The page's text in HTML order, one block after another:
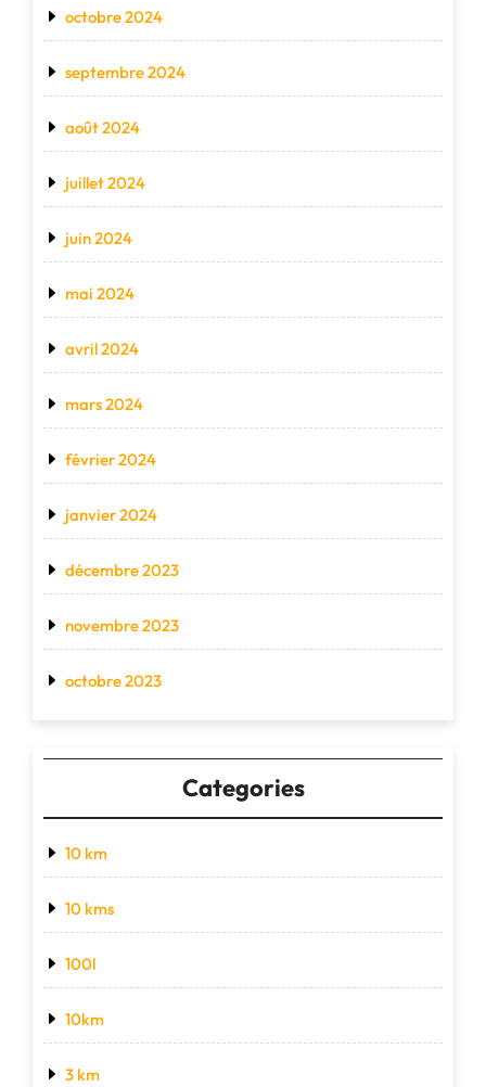
octobre 2024
septembre 2024
août 2024
juillet 2024
juin 2024
mai 2024
avril 2024
mars 2024
février 2024
janvier 2024
décembre 2023
novembre 2023
octobre 2023
Categories
10 km
10 kms
100l
10km
3 km